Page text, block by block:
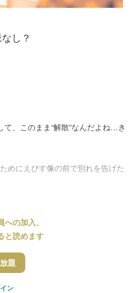
し？
、このまま“解散”なんだよね…き
めにえびす像の前で別れを告げた
の加入、
と読めます
題
ン